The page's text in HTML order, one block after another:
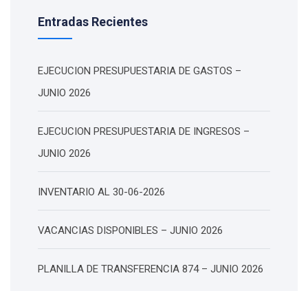
Entradas Recientes
EJECUCION PRESUPUESTARIA DE GASTOS –
JUNIO 2026
EJECUCION PRESUPUESTARIA DE INGRESOS –
JUNIO 2026
INVENTARIO AL 30-06-2026
VACANCIAS DISPONIBLES – JUNIO 2026
PLANILLA DE TRANSFERENCIA 874 – JUNIO 2026